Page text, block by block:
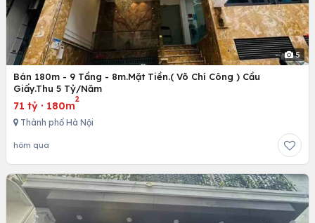
5
Bán 180m - 9 Tầng - 8m.Mặt Tiền.( Võ Chí Công ) Cầu
Giấy.Thu 5 Tỷ/Năm
71 tỷ · 180m
2
Thành phố Hà Nội
hôm qua